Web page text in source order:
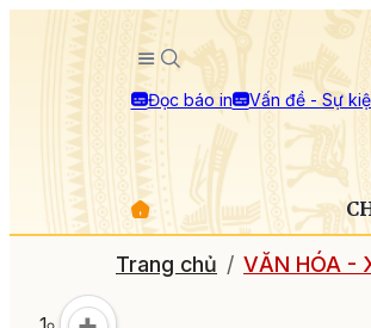
Đọc báo in Vấn đề - Sự
Trang chủ VĂN HÓA -